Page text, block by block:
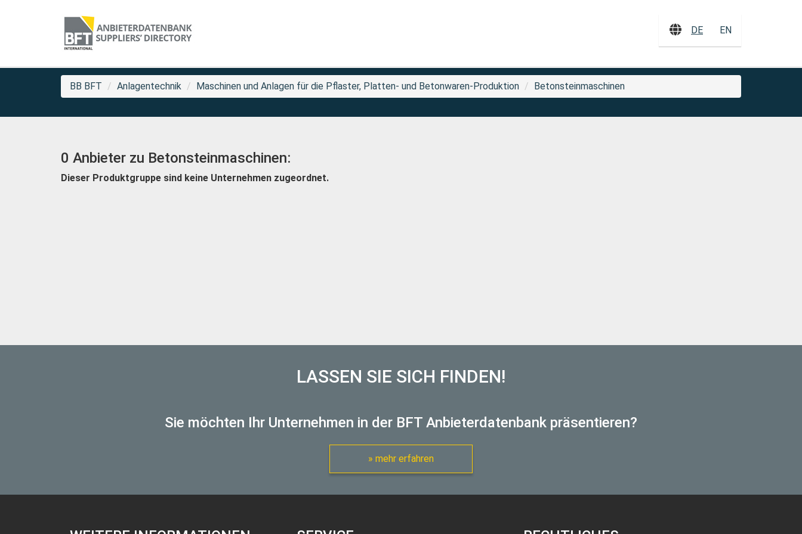
DE EN
BB BFT Anlagentechnik Maschinen und Anlagen für die Pflaster, Platten- und Betonwaren-Produktion Betonsteinmaschinen
0 Anbieter zu Betonsteinmaschinen:
Dieser Produktgruppe sind keine Unternehmen zugeordnet.
LASSEN SIE SICH FINDEN!
Sie möchten Ihr Unternehmen in der BFT Anbieterdatenbank präsentieren?
» mehr erfahren